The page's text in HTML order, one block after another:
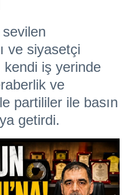
sevilen
ve siyasetçi
iş yerinde
ve
partililer ile basın
getirdi.